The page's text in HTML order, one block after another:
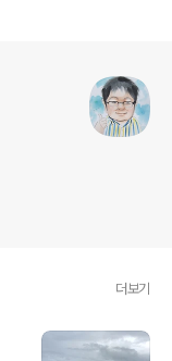
더보기